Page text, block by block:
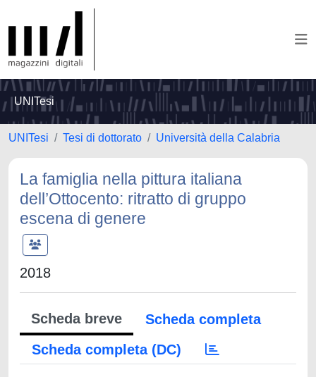
UNITesi
UNITesi Tesi di dottorato Università della Calabria
La famiglia nella pittura italiana
dell’Ottocento: ritratto di gruppo
escena di genere
2018
Scheda breve
Scheda completa
Scheda completa (DC)